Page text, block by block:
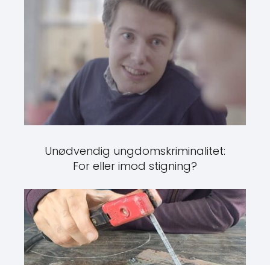
Unødvendig ungdomskriminalitet:
For eller imod stigning?